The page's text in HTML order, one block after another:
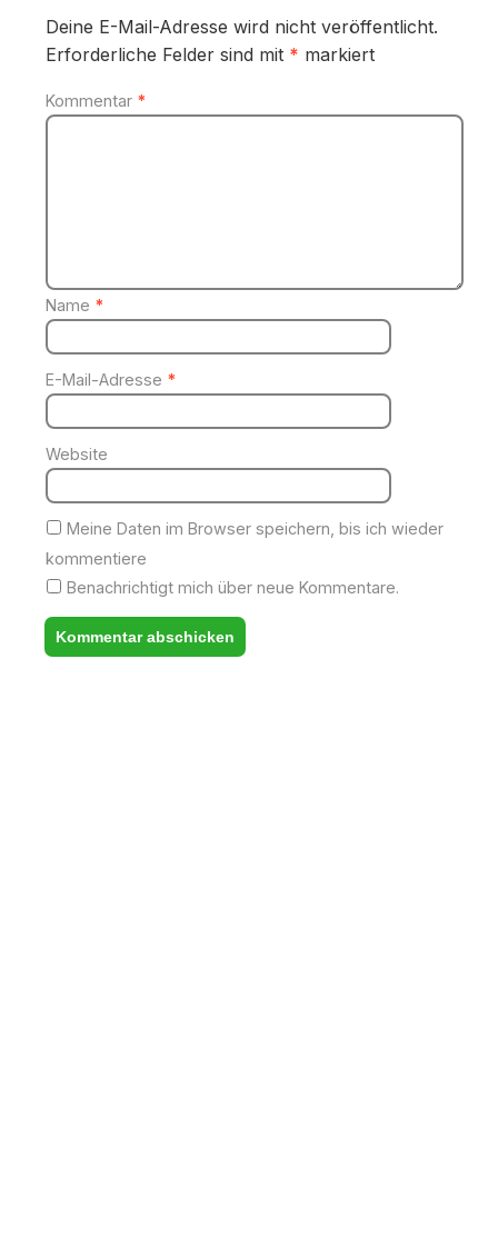
Deine E-Mail-Adresse wird nicht veröffentlicht.
Erforderliche Felder sind mit * markiert
Kommentar *
Name *
E-Mail-Adresse *
Website
Meine Daten im Browser speichern, bis ich wieder
kommentiere
Benachrichtigt mich über neue Kommentare.